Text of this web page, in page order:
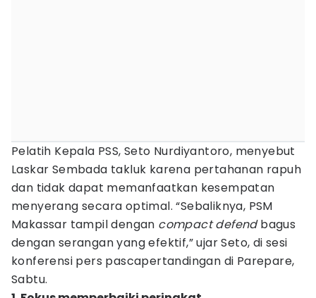
Pelatih Kepala PSS, Seto Nurdiyantoro, menyebut
Laskar Sembada takluk karena pertahanan rapuh
dan tidak dapat memanfaatkan kesempatan
menyerang secara optimal. “Sebaliknya, PSM
Makassar tampil dengan compact defendbagus
dengan serangan yang efektif,” ujar Seto, di sesi
konferensi pers pascapertandingan di Parepare,
Sabtu.